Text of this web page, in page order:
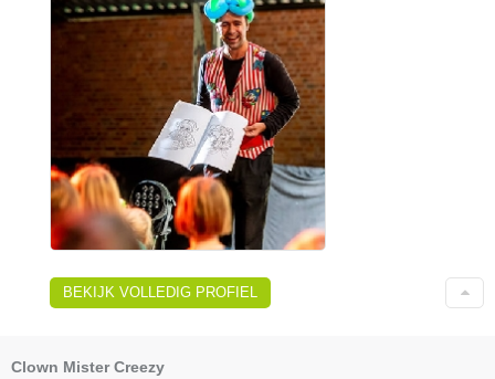
BEKIJK VOLLEDIG PROFIEL
Clown Mister Creezy